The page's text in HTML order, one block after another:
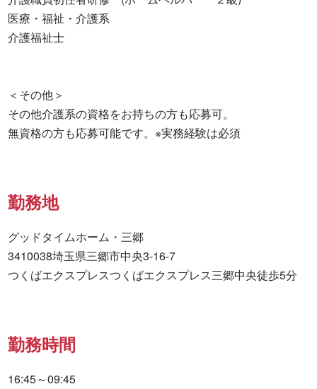
医療・福祉・介護系
介護福祉士
＜その他＞
その他介護系の資格をお持ちの方も応募可。
無資格の方も応募可能です。※実務経験は必須
勤務地
グッドタイムホーム・三郷
3410038埼玉県三郷市中央3-16-7
つくばエクスプレスつくばエクスプレス三郷中央徒歩5分
勤務時間
16:45～09:45